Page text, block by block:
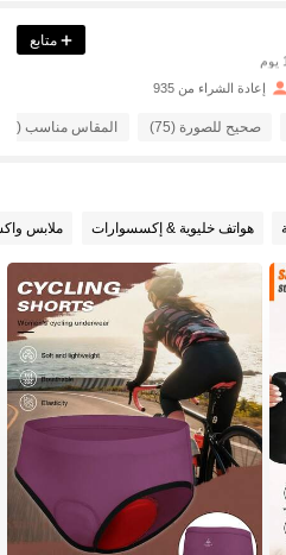
متابع
إعادة الشراء من 935
صحيح للصورة (75) المقاس مناسب (67)
هواتف خليوية & إكسسوارات ملابس